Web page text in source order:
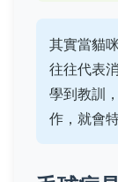
其實當貓
往往代表
學到教訓
作，就會